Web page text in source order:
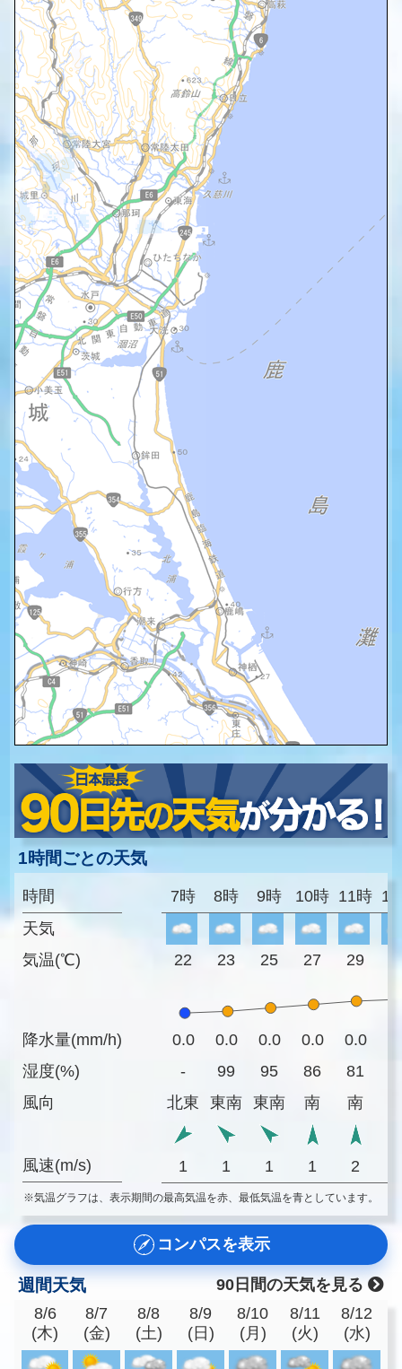
1時間ごとの天気
時間
天気
気温(℃)
降水量(mm/h)
湿度(%)
風向
風速(m/s)
7時 8時 9時 10時 11時
22 23 25 27 29
0.0 0.0 0.0 0.0 0.0
-
99 95 86 81
北東
東南 東南 南 南
1 1 1 1 2
※気温グラフは、表示期間の最高気温を赤、最低気温を青としています。
コンパスを表示
週間天気
90日間の天気を見る
8/6
(木)
8/7
(金)
8/8
(土)
8/9
(日)
8/10
(月)
8/11
(火)
8/12
(水)